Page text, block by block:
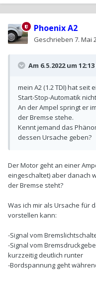
Phoenix A2
Geschrieben 7. Mai
Am 6.5.2022 um
mein A2 (1.2 TDI) hat seit
Start-Stop-Automatik
An der Ampel springt er
der Bremse stehe.
Kennt jemand das
dessen Ursache geben?
Der Motor geht an einer
eingeschaltet) aber danach
der Bremse steht?
Was ich mir als Ursache für
vorstellen kann:
-Signal vom
-Signal vom
kurzzeitig deutlich runter
-Bordspannung geht